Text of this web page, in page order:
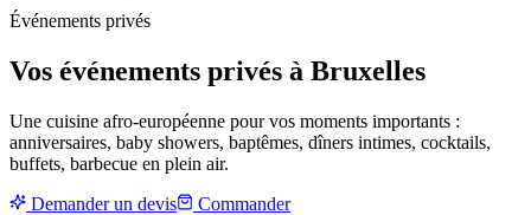
Événements privés
Vos événements privés à Bruxelles
Une cuisine afro-européenne pour vos moments importants :
anniversaires, baby showers, baptêmes, dîners intimes, cocktails,
buffets, barbecue en plein air.
Demander un devis
Commander